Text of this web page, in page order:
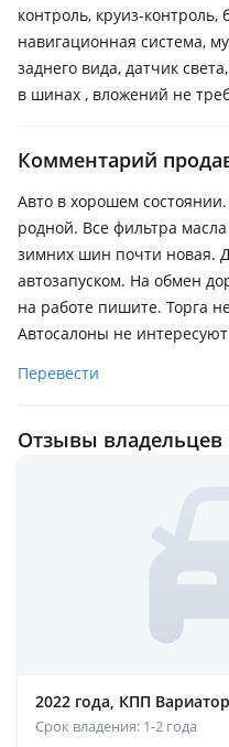
контроль, круиз-
навигационная система,
заднего вида, датчик
в шинах , вложений не
Комментарий
Авто в хорошем
родной. Все фильтра
зимних шин почти новая.
автозапуском. На обмен
на работе пишите. Торга
Автосалоны не
Перевести
Отзывы владельцев
2022 года, КПП
Срок владения: 1-2 года